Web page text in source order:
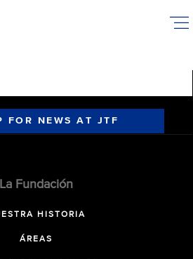
FOR NEWS AT JTF
La Fundación
HISTORIA
ÁREAS